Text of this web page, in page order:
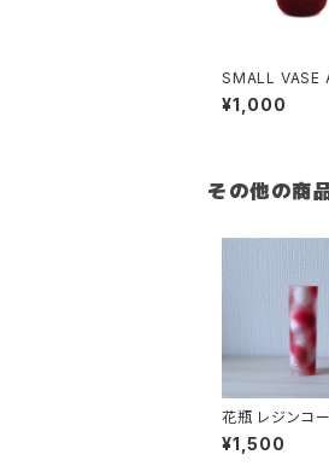
SMALL VASE
CKY-
¥1,000
その他の商
花瓶 レジンコ
グ
¥1,500